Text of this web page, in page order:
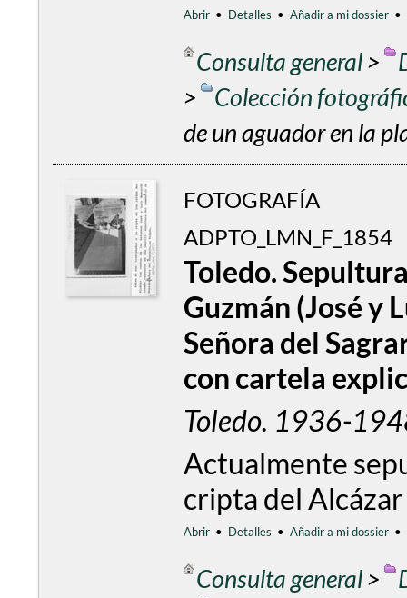
Abrir • Detalles • Añadir a mi dossier •
Consulta general>
>
Colección
de un aguador en la
FOTOGRAFÍA
ADPTO_LMN_F_1854
Toledo.
Guzmán (José y
Señora del
con cartela
Toledo. 1936-
Actualmente
cripta del
Abrir • Detalles • Añadir a mi dossier •
Consulta general>